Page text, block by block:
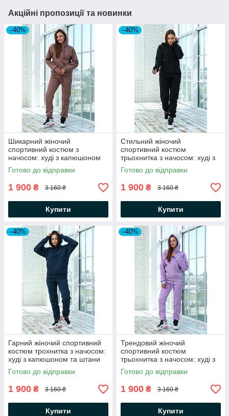
Акційні пропозиції та новинки
–40%
Шикарний жіночий
спортивний костюм з
начосом: худі з капюшоном
та штани
Готово до відправки
1 900 ₴ 3 160 ₴
Купити
–40%
Стильний жіночий
спортивний костюм
трьохнитка з начосом: худі з
капюшоном та штани
Готово до відправки
1 900 ₴ 3 160 ₴
Купити
–40%
Гарний жіночий спортивний
костюм трохнитка з начосом:
худі з капюшоном та штани
Готово до відправки
1 900 ₴ 3 160 ₴
Купити
–40%
Трендовий жіночий
спортивний костюм
трьохнитка з начосом: худі з
капюшоном та штани
Готово до відправки
1 900 ₴ 3 160 ₴
Купити